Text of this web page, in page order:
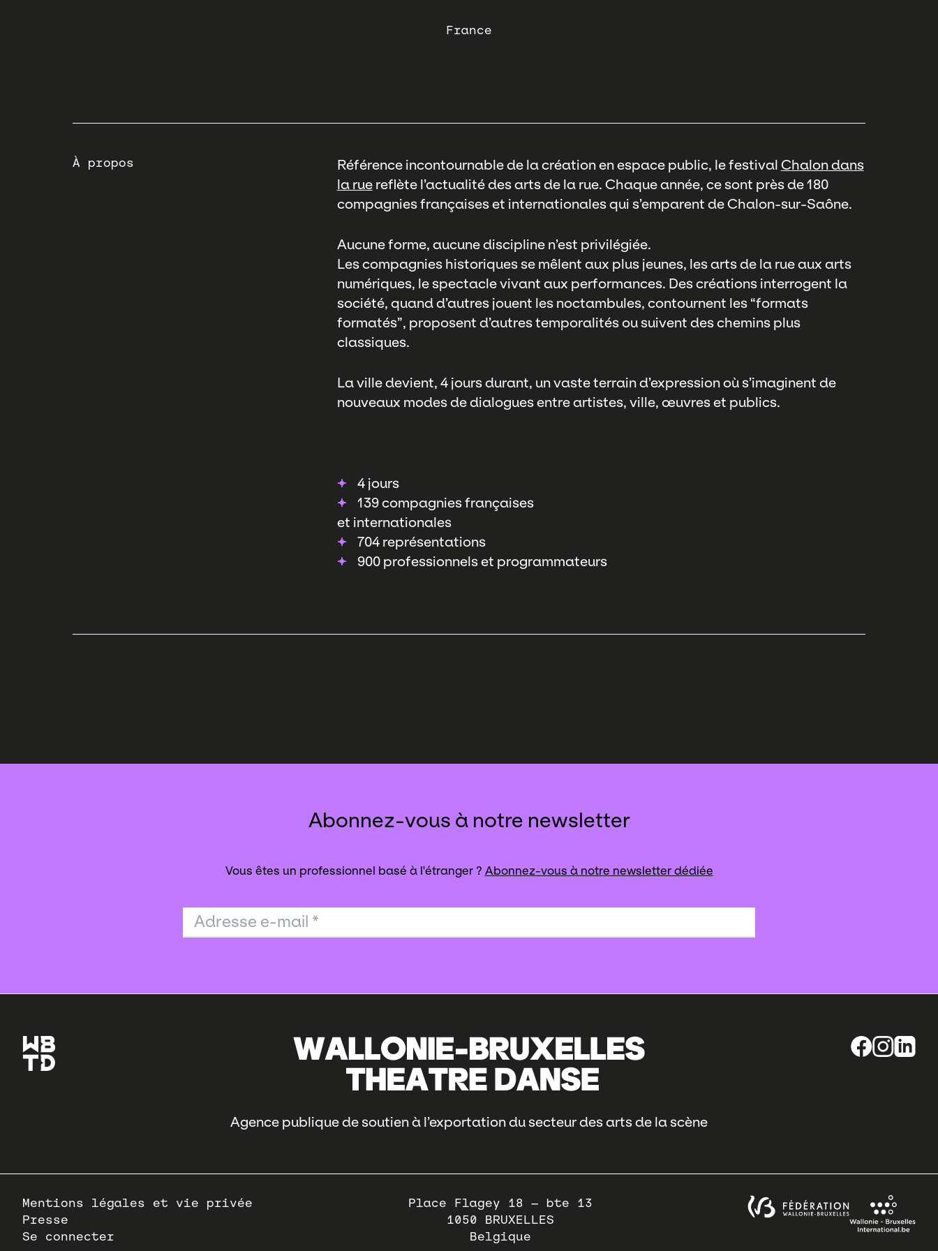
France
À propos Référence incontournable de la création en espace public, le festival Chalon dans
la ruereflète l’actualité des arts de la rue. Chaque année, ce sont près de 180
compagnies françaises et internationales qui s’emparent de Chalon-sur-Saône.
Aucune forme, aucune discipline n’est privilégiée.
Les compagnies historiques se mêlent aux plus jeunes, les arts de la rue aux arts
numériques, le spectacle vivant aux performances. Des créations interrogent la
société, quand d’autres jouent les noctambules, contournent les “formats
formatés”, proposent d’autres temporalités ou suivent des chemins plus
classiques.
La ville devient, 4 jours durant, un vaste terrain d’expression où s’imaginent de
nouveaux modes de dialogues entre artistes, ville, œuvres et publics.
4 jours
139 compagnies françaises
et internationales
704 représentations
900 professionnels et programmateurs
Abonnez-vous à notre newsletter
Vous êtes un professionnel basé à l'étranger ? Abonnez-vous à notre newsletter dédiée
Adresse e-mail *
Agence publique de soutien à l’exportation du secteur des arts de la scène
Pied
de
page
Mentions légales et vie privée
Presse
Se connecter
Place Flagey 18 – bte 13
1050
BRUXELLES
Belgique